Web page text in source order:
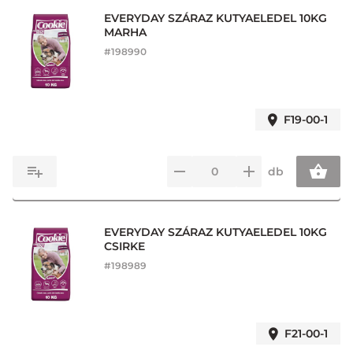
EVERYDAY SZÁRAZ KUTYAELEDEL 10KG
MARHA
#198990
F19-00-1
db
EVERYDAY SZÁRAZ KUTYAELEDEL 10KG
CSIRKE
#198989
F21-00-1